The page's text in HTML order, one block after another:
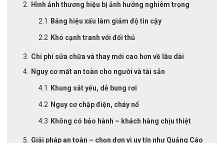
Hình ảnh thương hiệu bị ảnh hưởng nghiêm trọng
Bảng hiệu xấu làm giảm độ tin cậy
Khó cạnh tranh với đối thủ
Chi phí sửa chữa và thay mới cao hơn về lâu dài
Nguy cơ mất an toàn cho người và tài sản
Khung sắt yếu, dễ bung rơi
Nguy cơ chập điện, cháy nổ
Không có bảo hành – khách hàng chịu thiệt
Giải pháp an toàn – chọn đơn vị uy tín như Quảng Cáo